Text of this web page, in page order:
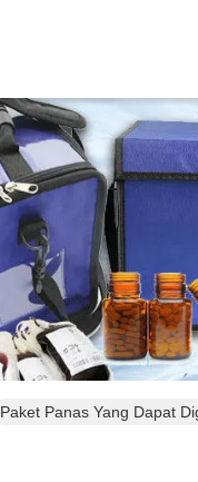
Paket Panas Yang Dapat